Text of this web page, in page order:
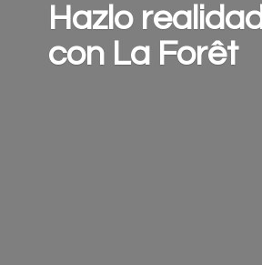
Hazlo realidad
con La Forêt